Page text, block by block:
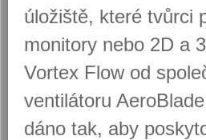
úlo­žiš­tě, které tvůr­ci
mo­ni­to­ry nebo 2D a
Vor­tex Flow od
ven­ti­lá­to­ru
dá­no tak, aby